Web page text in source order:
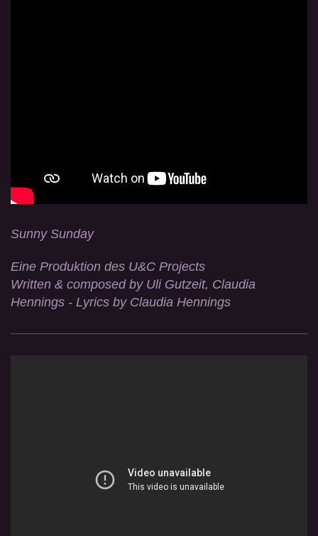
Sunny Sunday
Eine Produktion des U&C Projects
Written & composed by Uli Gutzeit, Claudia
Hennings - Lyrics by Claudia Hennings